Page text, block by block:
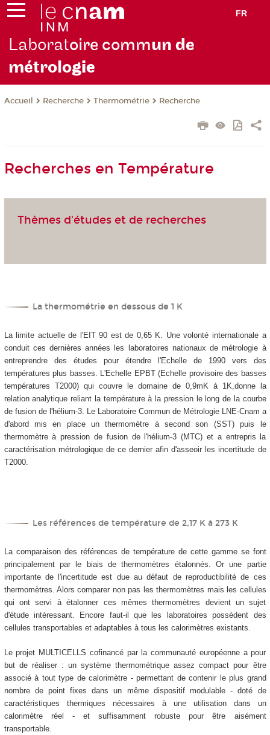
FR
Laboratoire commun de
métrologie
Accueil Recherche Thermométrie Recherche
Recherches en Température
Thèmes d'études et de recherches
La thermométrie en dessous de 1 K
La limite actuelle de l'EIT 90 est de 0,65 K. Une volonté internationale a
conduit ces dernières années les laboratoires nationaux de métrologie à
entreprendre des études pour étendre l'Echelle de 1990 vers des
températures plus basses. L'Echelle EPBT (Echelle provisoire des basses
températures T2000) qui couvre le domaine de 0,9mK à 1K,donne la
relation analytique reliant la température à la pression le long de la courbe
de fusion de l'hélium-3. Le Laboratoire Commun de Métrologie LNE-Cnam a
d'abord mis en place un thermomètre à second son (SST) puis le
thermomètre à pression de fusion de l'hélium-3 (MTC) et a entrepris la
caractérisation métrologique de ce dernier afin d'asseoir les incertitude de
T2000.
Les références de température de 2,17 K à 273 K
La comparaison des références de température de cette gamme se font
principalement par le biais de thermomètres étalonnés. Or une partie
importante de l'incertitude est due au défaut de reproductibilité de ces
thermomètres. Alors comparer non pas les thermomètres mais les cellules
qui ont servi à étalonner ces mêmes thermomètres devient un sujet
d'étude intéressant. Encore faut-il que les laboratoires possèdent des
cellules transportables et adaptables à tous les calorimètres existants.
Le projet MULTICELLS cofinancé par la communauté européenne a pour
but de réaliser : un système thermométrique assez compact pour être
associé à tout type de calorimètre - permettant de contenir le plus grand
nombre de point fixes dans un même dispositif modulable - doté de
caractéristiques thermiques nécessaires à une utilisation dans un
calorimètre réel - et suffisamment robuste pour être aisément
transportable.